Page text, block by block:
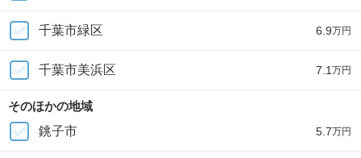
千葉市緑区 6.9万円
千葉市美浜区 7.1 万円
そのほかの地域
銚子市
5.7万円